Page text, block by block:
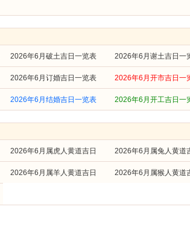
2026年6月破土吉日一览表 2026年6月谢土吉日一
2026年6月订婚吉日一览表 2026年6月开市吉日一
2026年6月结婚吉日一览表 2026年6月开工吉日一
2026年6月属虎人黄道吉日 2026年6月属兔人黄道
2026年6月属羊人黄道吉日 2026年6月属猴人黄道